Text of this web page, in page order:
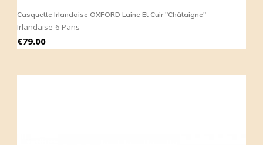
Casquette Irlandaise OXFORD Laine Et Cuir "Châtaigne"
Irlandaise-6-Pans
Price
€79.00